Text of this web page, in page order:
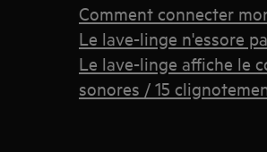
Comment connecter
Le lave-linge n'essore
Le lave-linge affiche le
sonores / 15